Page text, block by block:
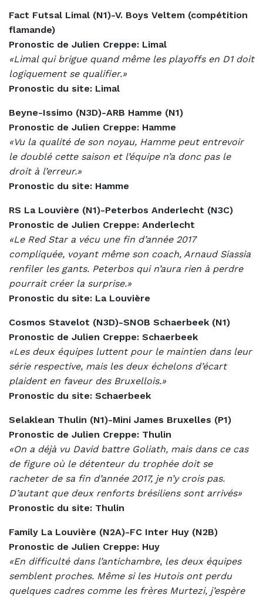
Fact Futsal Limal (N1)-V. Boys Veltem (compétition
flamande)
Pronostic de Julien Creppe: Limal
«Limal qui brigue quand même les playoffs en D1 doit
logiquement se qualifier.»
Pronostic du site: Limal
Beyne-Issimo (N3D)-ARB Hamme (N1)
Pronostic de Julien Creppe: Hamme
«Vu la qualité de son noyau, Hamme peut entrevoir
le doublé cette saison et l’équipe n’a donc pas le
droit à l’erreur.»
Pronostic du site: Hamme
RS La Louvière (N1)-Peterbos Anderlecht (N3C)
Pronostic de Julien Creppe: Anderlecht
«Le Red Star a vécu une fin d’année 2017
compliquée, voyant même son coach, Arnaud Siassia
renfiler les gants. Peterbos qui n’aura rien à perdre
pourrait créer la surprise.»
Pronostic du site: La Louvière
Cosmos Stavelot (N3D)-SNOB Schaerbeek (N1)
Pronostic de Julien Creppe: Schaerbeek
«Les deux équipes luttent pour le maintien dans leur
série respective, mais les deux échelons d’écart
plaident en faveur des Bruxellois.»
Pronostic du site: Schaerbeek
Selaklean Thulin (N1)-Mini James Bruxelles (P1)
Pronostic de Julien Creppe: Thulin
«On a déjà vu David battre Goliath, mais dans ce cas
de figure où le détenteur du trophée doit se
racheter de sa fin d’année 2017, je n’y crois pas.
D’autant que deux renforts brésiliens sont arrivés»
Pronostic du site: Thulin
Family La Louvière (N2A)-FC Inter Huy (N2B)
Pronostic de Julien Creppe: Huy
«En difficulté dans l’antichambre, les deux équipes
semblent proches. Même si les Hutois ont perdu
quelques cadres comme les frères Murtezi, j’espère